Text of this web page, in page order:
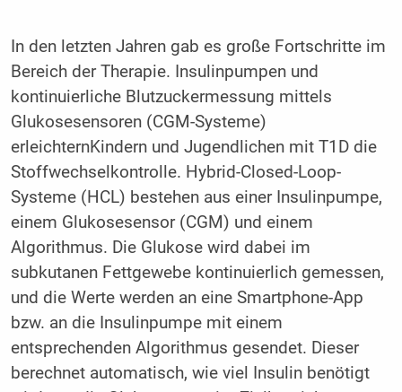
In den letzten Jahren gab es große Fortschritte im
Bereich der Therapie. Insulinpumpen und
kontinuierliche Blutzuckermessung mittels
Glukosesensoren (CGM-Systeme)
erleichternKindern und Jugendlichen mit T1D die
Stoffwechselkontrolle. Hybrid-Closed-Loop-
Systeme (HCL) bestehen aus einer Insulinpumpe,
einem Glukosesensor (CGM) und einem
Algorithmus. Die Glukose wird dabei im
subkutanen Fettgewebe kontinuierlich gemessen,
und die Werte werden an eine Smartphone-App
bzw. an die Insulinpumpe mit einem
entsprechenden Algorithmus gesendet. Dieser
berechnet automatisch, wie viel Insulin benötigt